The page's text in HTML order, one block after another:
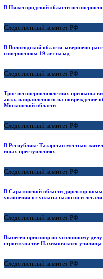
В Нижегородской области
Следственный комитет РФ
В Вологодской области завершено
совершенном 19 лет назад
Следственный комитет РФ
Трое несовершеннолетних признаны
акта, направленного на повреждение
Московской области
Следственный комитет РФ
В Республике Татарстан местная
иных преступлениях
Следственный комитет РФ
В Саратовской области директор
уклонении от уплаты налогов и
Следственный комитет РФ
Вынесен приговор по уголовному
строительстве Нахимовского
Следственный комитет РФ